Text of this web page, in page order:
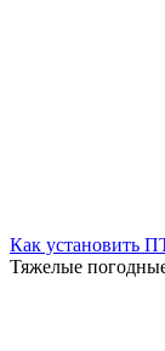
Как установить
Тяжелые